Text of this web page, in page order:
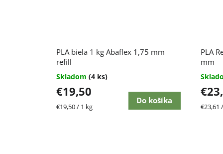
PLA biela 1 kg Abaflex 1,75 mm
refill
Skladom (4 ks)
€19,50
Jednotková
€19,50 / 1 kg
Do košíka
PLA
mm
€23,61